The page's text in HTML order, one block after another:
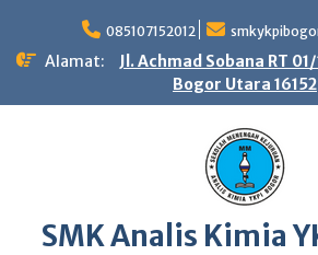
content
085107152012
Alamat:
Jl. Achmad Sobana RT
Bogor Utara 16152
SMK Analis Kimia